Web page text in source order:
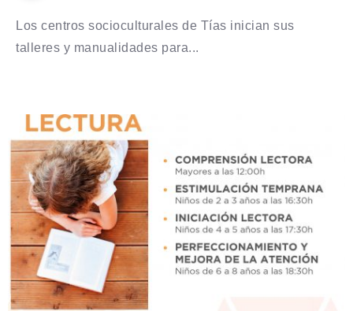
Los centros socioculturales de Tías inician sus
talleres y manualidades para...